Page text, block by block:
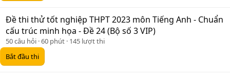
Đề thi thử tốt nghiệp THPT 2023 môn Tiếng Anh - Chuẩn
cấu trúc minh họa - Đề 24 (Bộ số 3 VIP)
50 câu hỏi 60 phút 145 lượt thi
Bắt đầu thi